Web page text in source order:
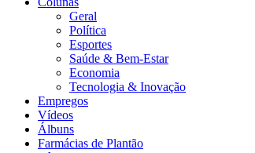
Geral
Política
Esportes
Saúde & Bem-Estar
Economia
Tecnologia & Inovação
Empregos
Vídeos
Álbuns
Farmácias de Plantão